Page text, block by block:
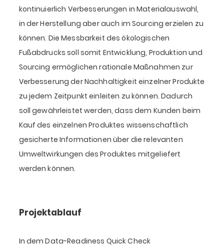
kontinuierlich Verbesserungen in Materialauswahl,
in der Herstellung aber auch im Sourcing erzielen zu
können. Die Messbarkeit des ökologischen
Fußabdrucks soll somit Entwicklung, Produktion und
Sourcing ermöglichen rationale Maßnahmen zur
Verbesserung der Nachhaltigkeit einzelner Produkte
zu jedem Zeitpunkt einleiten zu können. Dadurch
soll gewährleistet werden, dass dem Kunden beim
Kauf des einzelnen Produktes wissenschaftlich
gesicherte Informationen über die relevanten
Umweltwirkungen des Produktes mitgeliefert
werden können.
Projektablauf
In dem Data-Readiness Quick Check